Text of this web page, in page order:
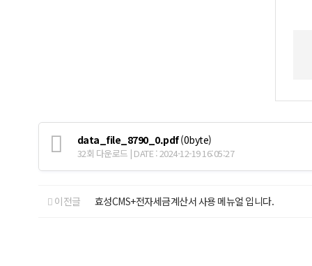
data_file_8790_0.pdf(0byte)
32회 다운로드 | DATE : 2024-12-19 16:05:27
이전글 효성CMS+전자세금계산서 사용 메뉴얼 입니다.